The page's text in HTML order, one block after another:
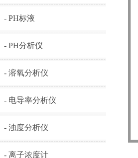
- PH标液
- PH分析仪
- 溶氧分析仪
- 电导率分析仪
- 浊度分析仪
- 离子浓度计